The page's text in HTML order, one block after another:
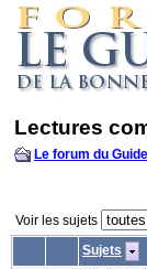
Lectures
Le forum du
Voir les sujets
Sujets